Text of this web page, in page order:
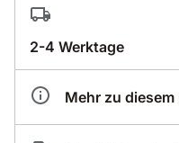
2-4 Werktage
Mehr zu